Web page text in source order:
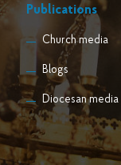
Publications
Church media
Blogs
Diocesan media